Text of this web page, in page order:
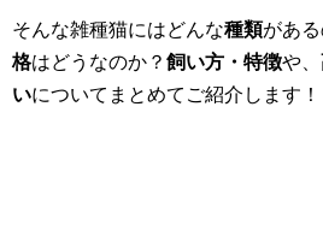
そんな雑種猫にはどんな種類があ
格はどうなのか？ 飼い方・特徴や、
いについてまとめてご紹介します！